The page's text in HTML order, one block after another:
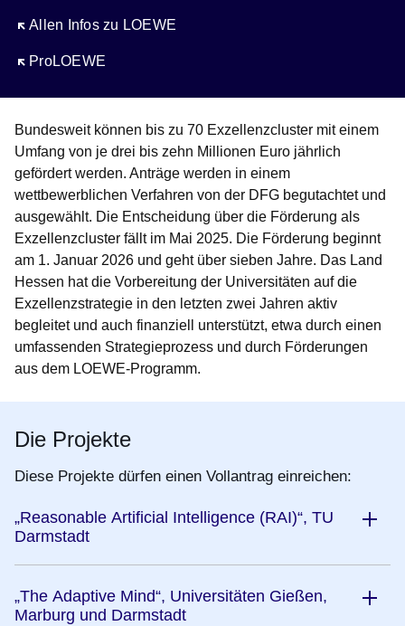
Allen Infos zu LOEWE
Öffnet sich in einem neuen Fenster
ProLOEWE
Öffnet sich in einem neuen Fenster
Bundesweit können bis zu 70 Exzellenzcluster mit einem
Umfang von je drei bis zehn Millionen Euro jährlich
gefördert werden. Anträge werden in einem
wettbewerblichen Verfahren von der DFG begutachtet und
ausgewählt. Die Entscheidung über die Förderung als
Exzellenzcluster fällt im Mai 2025. Die Förderung beginnt
am 1. Januar 2026 und geht über sieben Jahre. Das Land
Hessen hat die Vorbereitung der Universitäten auf die
Exzellenzstrategie in den letzten zwei Jahren aktiv
begleitet und auch finanziell unterstützt, etwa durch einen
umfassenden Strategieprozess und durch Förderungen
aus dem LOEWE-Programm.
Die Projekte
Diese Projekte dürfen einen Vollantrag einreichen:
„Reasonable Artificial Intelligence (RAI)“, TU
Darmstadt
„The Adaptive Mind“, Universitäten Gießen,
Marburg und Darmstadt